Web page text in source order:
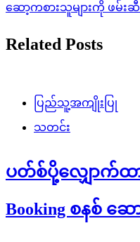
ဆော့ကစားသူများကို ဖမ်းဆီ
Related Posts
ပြည်သူ့အကျိုးပြု
သတင်း
ပတ်စ်ပို့လျှောက်ထာ
Booking စနစ် ဆ